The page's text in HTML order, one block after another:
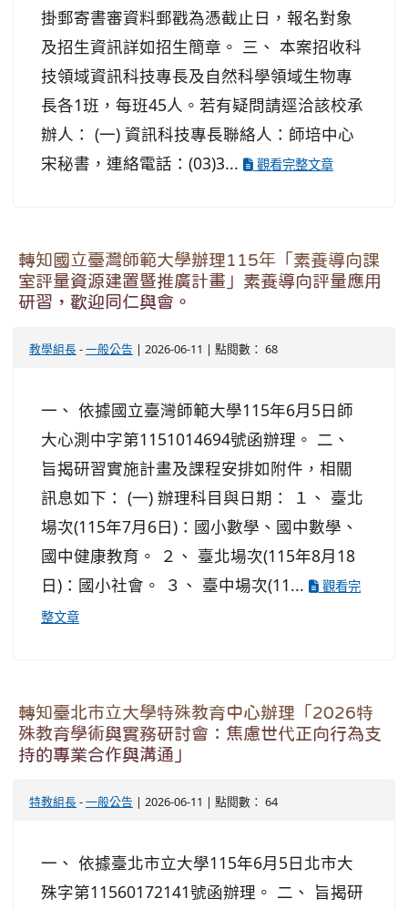
掛郵寄書審資料郵戳為憑截止日，報名對象
及招生資訊詳如招生簡章。 三、 本案招收科
技領域資訊科技專長及自然科學領域生物專
長各1班，每班45人。若有疑問請逕洽該校承
辦人： (一) 資訊科技專長聯絡人：師培中心
宋秘書，連絡電話：(03)3...
觀看完整文章
轉知國立臺灣師範大學辦理115年「素養導向課
室評量資源建置暨推廣計畫」素養導向評量應用
研習，歡迎同仁與會。
教學組長-一般公告 | 2026-06-11 | 點閱數： 68
一、 依據國立臺灣師範大學115年6月5日師
大心測中字第1151014694號函辦理。 二、
旨揭研習實施計畫及課程安排如附件，相關
訊息如下： (一) 辦理科目與日期： １、 臺北
場次(115年7月6日)：國小數學、國中數學、
國中健康教育。 ２、 臺北場次(115年8月18
日)：國小社會。 ３、 臺中場次(11...
觀看完
整文章
轉知臺北市立大學特殊教育中心辦理「2026特
殊教育學術與實務研討會：焦慮世代正向行為支
持的專業合作與溝通」
特教組長-一般公告 | 2026-06-11 | 點閱數： 64
一、 依據臺北市立大學115年6月5日北市大
殊字第11560172141號函辦理。 二、 旨揭研